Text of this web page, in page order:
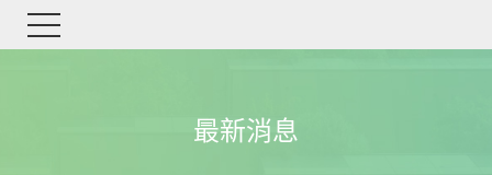
最新消息